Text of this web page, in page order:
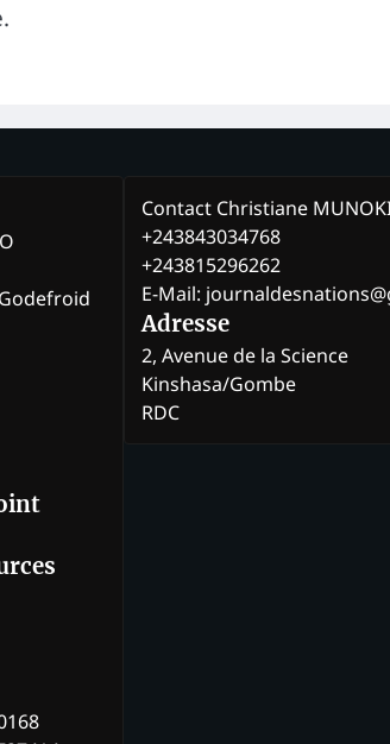
Contact Christiane
+243843034768
+243815296262
E-Mail:
Adresse
2, Avenue de la Science
Kinshasa/Gombe
RDC